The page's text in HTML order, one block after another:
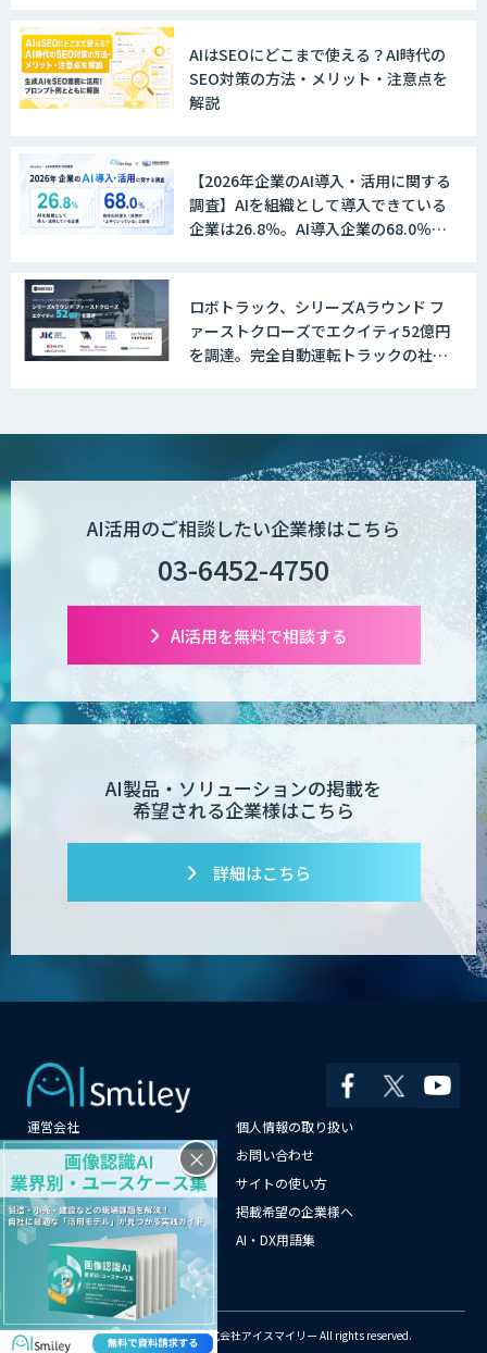
データ構造化ソリューション「DX-laei」
MµgenGAI
図面検索AI
AI Worker
【営業特化】AIエージェント構築サービ
ス
TIGEREYE AGENT
JAPAN AI AGENT
SELFBOT AIアバター
Automation 360 Managed Service
AIはSEOにどこまで使える？AI時代の
SEO対策の方法・メリット・注意点を
解説
【2026年企業のAI導入・活用に関する
調査】AIを組織として導入できている
企業は26.8％。AI導入企業の68.0％
ロボトラック、シリーズAラウンド フ
ァーストクローズでエクイティ52億円
を調達。完全自動運転トラックの社会
AI活用のご相談したい企業様はこちら
03-6452-4750
AI活用を無料で相談する
AI製品・ソリューションの掲載を
希望される企業様はこちら
詳細はこちら
運営会社
個人情報の取り扱い
よくある質問
お問い合わせ
メールマガジン登録
サイトの使い方
情報提供はこちらから
掲載希望の企業様へ
AI企業一覧
AI・DX用語集
サイトマップ
© Copyright 2018-2026 株式会社アイスマイリー All rights reserved.
×